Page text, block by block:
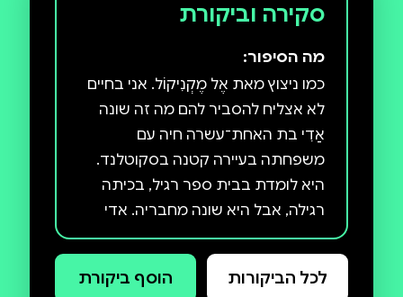
סקירה וביקורת
מה הסיפור:
כמו ניצוץ מאת אֶל מֶקְנִיקוֹל. אני בחיים
לא אצליח להסביר להם מה זה שונה
אַדִי בת האחת־עשרה חיה עם
משפחתה בעיירה קטנה בסקוטלנד.
היא לומדת בבית ספר רגיל, בכיתה
רגילה, אבל היא שונה מחבריה. אדי
היא אוטיסטית, והיא מתמודדת בכל
יום עם הפחד של הסביבה מפניה.
הסביבה אינה מקבלת את השוֹנוּת
לכל הביקורות הוסף ביקורת